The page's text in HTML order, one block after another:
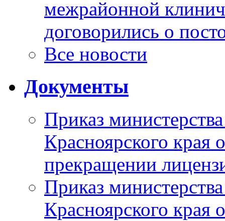
межрайонной
договорились о
Все новости
Документы
Приказ
Красноярского
прекращении
Приказ
Красноярского